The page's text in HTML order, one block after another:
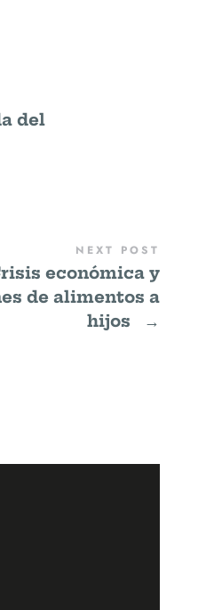
del
NEXT POST
económica y
de alimentos a
hijos
→